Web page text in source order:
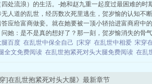
处流浪）的生活。-她和赵九重一起度过最困难的时
人道的乱世，经历数次死里逃生，贺岁愉的认知不
应给富商做妾。就在她要被一顶小轿抬进富商府中
她：是不是真的想好了？那一刻，贺岁愉消失的骨
腿百度 在乱世中保全自己 [宋穿 在乱世中相爱 宋穿
全文免费阅读 在乱世抱紧死对头大腿免费阅读 在乱
穿]在乱世抱紧死对头大腿》最新章节